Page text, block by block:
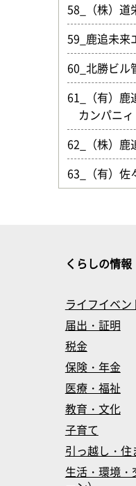
58_（株）道
59_鹿追未来
60_北勝ビル
61_（有）鹿
カンパニィ
62_（株）鹿
63_（有）佐
くらしの情報
ライフイベン
届出・証明
税金
保険・年金
医療・福祉
教育・文化
子育て
引っ越し・住
生活・環境・